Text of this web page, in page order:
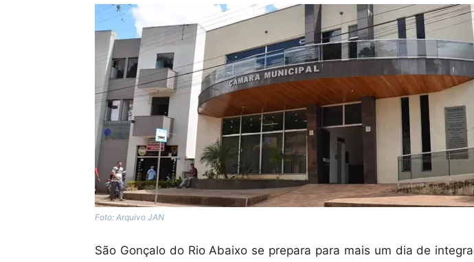
Foto: Arquivo JAN
São Gonçalo do Rio Abaixo se prepara para mais um dia de